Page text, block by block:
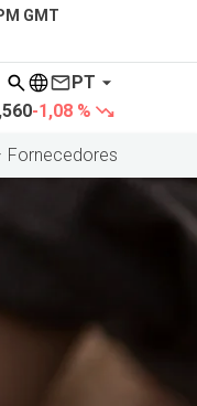
PT
GMT
-1,08 %
Fornecedores